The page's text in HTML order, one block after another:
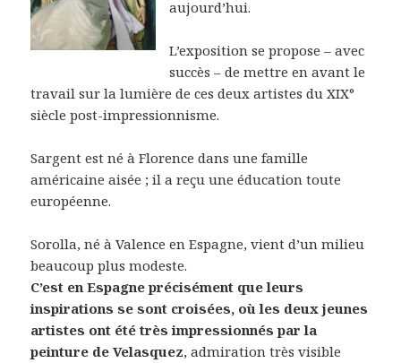
aujourd’hui.
L’exposition se propose – avec
succès – de mettre en avant le
travail sur la lumière de ces deux artistes du XIX°
siècle post-impressionnisme.
Sargent est né à Florence dans une famille
américaine aisée ; il a reçu une éducation toute
européenne.
Sorolla, né à Valence en Espagne, vient d’un milieu
beaucoup plus modeste.
C’est en Espagne précisément que leurs
inspirations se sont croisées, où les deux jeunes
artistes ont été très impressionnés par la
peinture de Velasquez, admiration très visible